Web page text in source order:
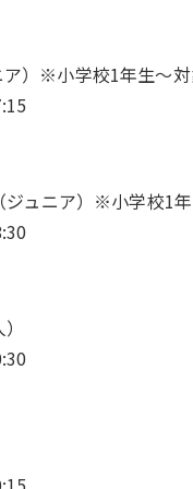
ア）※小学校1年生〜
ジュニア）※小学校1